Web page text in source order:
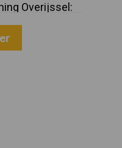
Overijssel:
bij grote